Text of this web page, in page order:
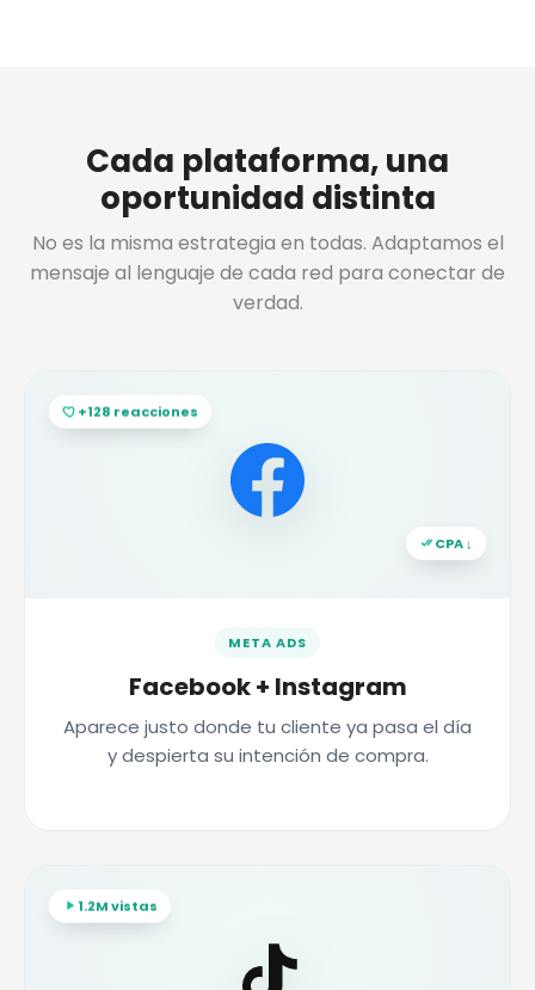
Cada plataforma, una
oportunidad distinta
No es la misma estrategia en todas. Adaptamos el
mensaje al lenguaje de cada red para conectar de
verdad.
+128 reacciones
CPA ↓
META ADS
Facebook + Instagram
Aparece justo donde tu cliente ya pasa el día
y despierta su intención de compra.
1.2M vistas